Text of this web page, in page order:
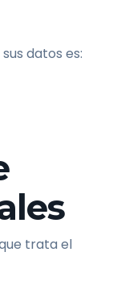
datos es:
trata el